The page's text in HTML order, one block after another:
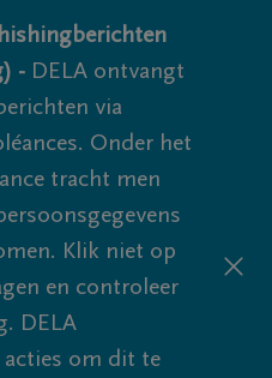
- DELA ontvangt
via
Onder het
tracht men
Klik niet op
en controleer
DELA
acties om dit te